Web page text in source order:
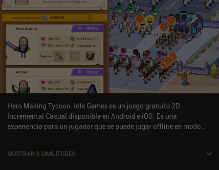
Hero Making Tycoon: Idle Games es un juego gratuito 2D
Incremental Casual disponible en Android e iOS. Es una
experiencia para un jugador que se puede jugar offline en modo
2023 y tiene una valoración actual de 4,3 sobre 5,0 en Google Play
MOSTRAR 9 SIMILITUDES